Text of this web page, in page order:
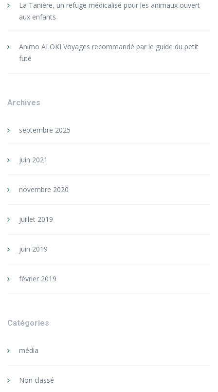
La Tanière, un refuge médicalisé pour les animaux ouvert
aux enfants
Animo ALOKI Voyages recommandé par le guide du petit
futé
Archives
septembre 2025
juin 2021
novembre 2020
juillet 2019
juin 2019
février 2019
Catégories
média
Non classé